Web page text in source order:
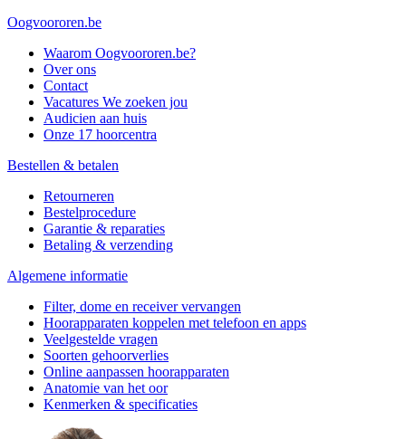
Oogvoororen.be
Waarom Oogvoororen.be?
Over ons
Contact
Vacatures We zoeken jou
Audicien aan huis
Onze 17 hoorcentra
Bestellen & betalen
Retourneren
Bestelprocedure
Garantie & reparaties
Betaling & verzending
Algemene informatie
Filter, dome en receiver vervangen
Hoorapparaten koppelen met telefoon en apps
Veelgestelde vragen
Soorten gehoorverlies
Online aanpassen hoorapparaten
Anatomie van het oor
Kenmerken & specificaties